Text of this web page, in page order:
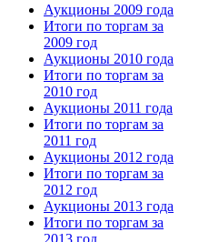
Аукционы 2009 года
Итоги по торгам за
2009 год
Аукционы 2010 года
Итоги по торгам за
2010 год
Аукционы 2011 года
Итоги по торгам за
2011 год
Аукционы 2012 года
Итоги по торгам за
2012 год
Аукционы 2013 года
Итоги по торгам за
2013 год